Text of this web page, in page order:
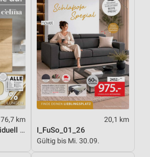
76,7 km
Wohnideen so individuell wie du!
20,1 km
I_FuSo_01_26
Gültig bis Mi. 30.09.